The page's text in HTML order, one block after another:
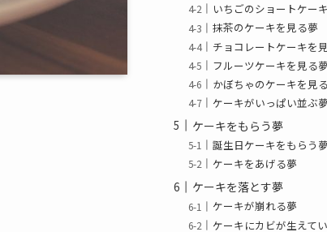
いちごのショートケー
抹茶のケーキを見る夢
チョコレートケーキを
フルーツケーキを見る夢
かぼちゃのケーキを見
ケーキがいっぱい並ぶ夢
ケーキをもらう夢
誕生日ケーキをもらう夢
ケーキをあげる夢
ケーキを落とす夢
ケーキが崩れる夢
ケーキにカビが生えて